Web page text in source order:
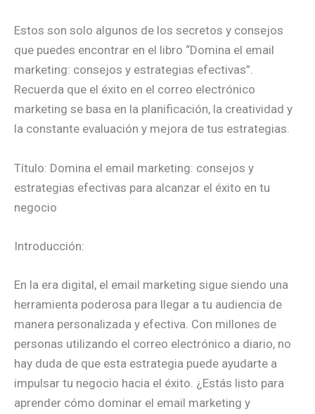
Estos son solo algunos de los secretos y consejos
que puedes encontrar en el libro “Domina el email
marketing: consejos y estrategias efectivas”.
Recuerda que el éxito en el correo electrónico
marketing se basa en la planificación, la creatividad y
la constante evaluación y mejora de tus estrategias.
Título: Domina el email marketing: consejos y
estrategias efectivas para alcanzar el éxito en tu
negocio
Introducción:
En la era digital, el email marketing sigue siendo una
herramienta poderosa para llegar a tu audiencia de
manera personalizada y efectiva. Con millones de
personas utilizando el correo electrónico a diario, no
hay duda de que esta estrategia puede ayudarte a
impulsar tu negocio hacia el éxito. ¿Estás listo para
aprender cómo dominar el email marketing y